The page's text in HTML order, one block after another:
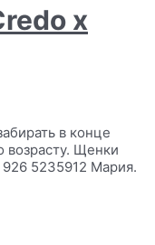
x
в конце
Щенки
926 5235912 Мария.